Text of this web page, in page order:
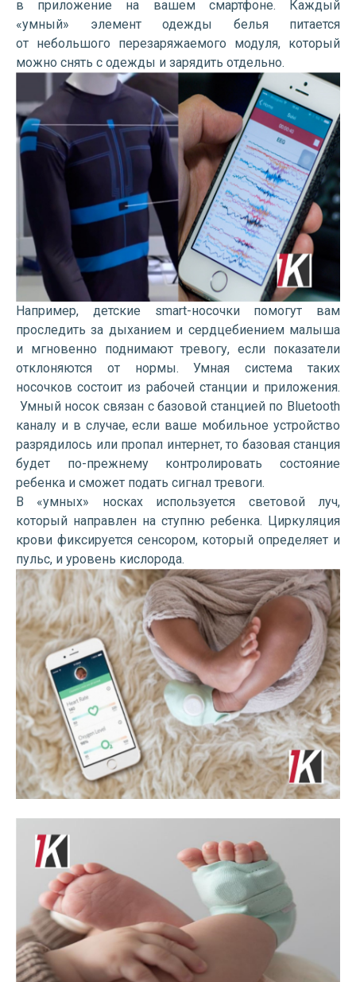
в приложение на вашем смартфоне. Каждый
«умный» элемент одежды белья питается
от небольшого перезаряжаемого модуля, который
можно снять с одежды и зарядить отдельно.
Например, детские smart-носочки помогут вам
проследить за дыханием и сердцебиением малыша
и мгновенно поднимают тревогу, если показатели
отклоняются от нормы. Умная система таких
носочков состоит из рабочей станции и приложения.
Умный носок связан с базовой станцией по Bluetooth
каналу и в случае, если ваше мобильное устройство
разрядилось или пропал интернет, то базовая станция
будет по-прежнему контролировать состояние
ребенка и сможет подать сигнал тревоги.
В «умных» носках используется световой луч,
который направлен на ступню ребенка. Циркуляция
крови фиксируется сенсором, который определяет и
пульс, и уровень кислорода.